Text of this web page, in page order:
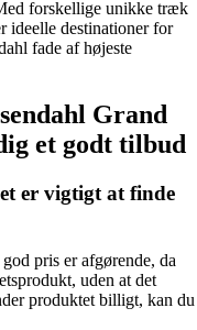
forskellige unikke træk
ideelle destinationer for
fade af højeste
Grand
et godt tilbud
er vigtigt at finde
pris er afgørende, da
uden at det
produktet billigt, kan du